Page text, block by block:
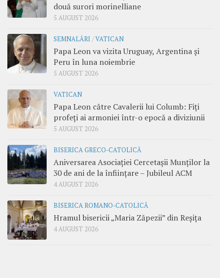
două surori morinelliane
5 AUGUST 2026
SEMNALĂRI /VATICAN
Papa Leon va vizita Uruguay, Argentina și
Peru în luna noiembrie
5 AUGUST 2026
VATICAN
Papa Leon către Cavalerii lui Columb: Fiți
profeți ai armoniei într-o epocă a diviziunii
5 AUGUST 2026
BISERICA GRECO-CATOLICĂ
Aniversarea Asociației Cercetașii Munților la
30 de ani de la înființare – Jubileul ACM
4 AUGUST 2026
BISERICA ROMANO-CATOLICĂ
Hramul bisericii „Maria Zăpezii” din Reșița
4 AUGUST 2026